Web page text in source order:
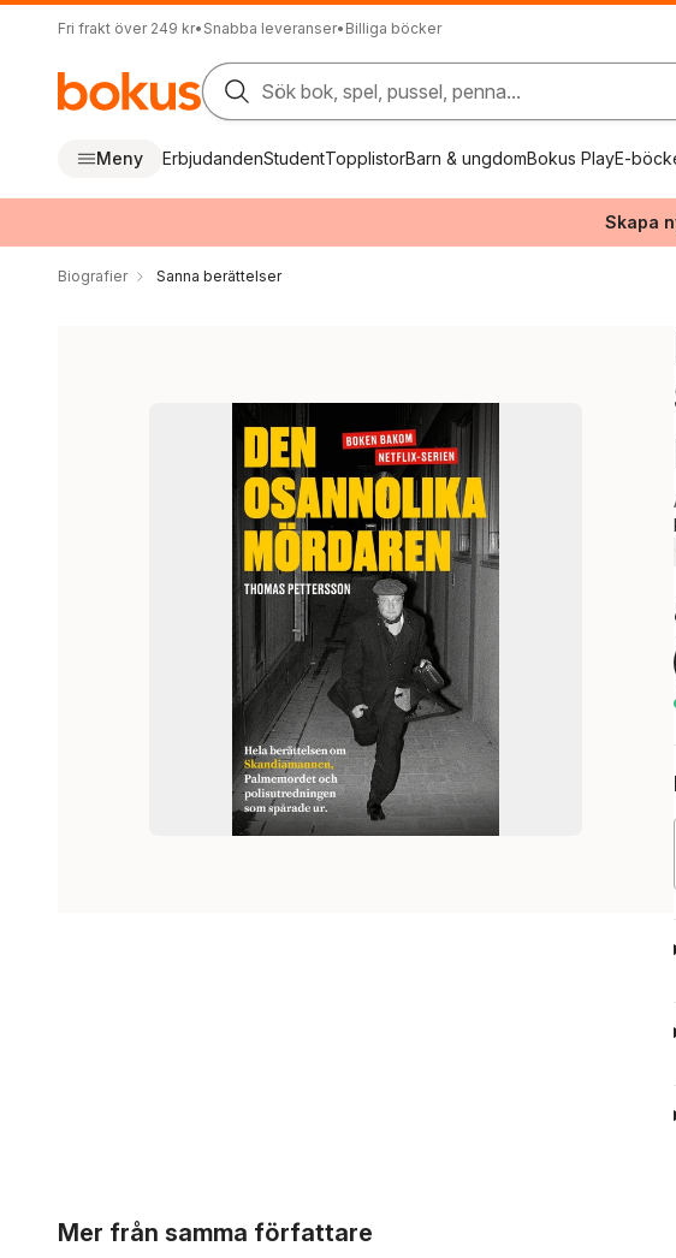
Fri frakt över 249 kr• Snabba leveranser• Billiga böcker
Sök bok, spel, pussel, penna...
Meny ErbjudandenStudentTopplistorBarn & ungdomBokus PlayE-
Skapa
Biografier Sanna berättelser
Mer från samma författare